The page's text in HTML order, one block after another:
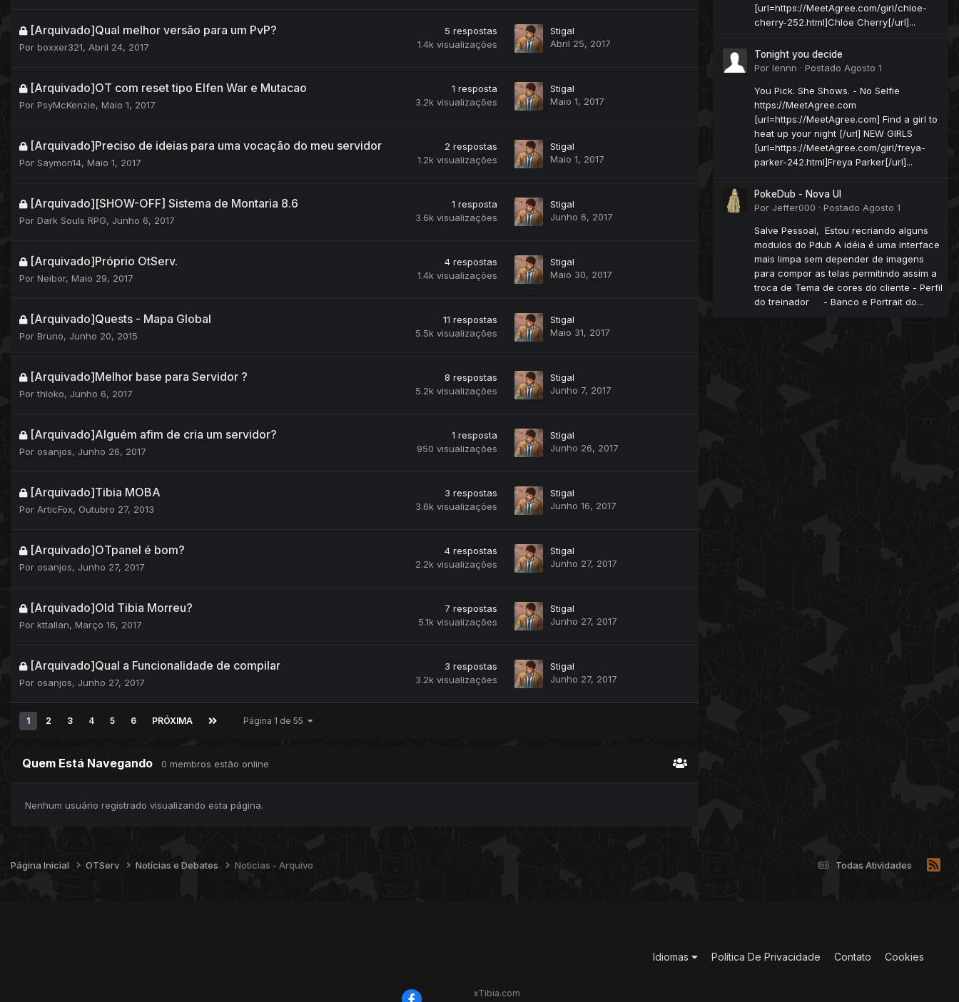
[Arquivado]Qual melhor versão para um PvP?
Por boxxer321, Abril 24, 2017
5 respostas
1.4k visualizações
Stigal
Abril 25, 2017
[Arquivado]OT com reset tipo Elfen War e Mutacao
Por PsyMcKenzie, Maio 1, 2017
1 resposta
3.2k visualizações
Stigal
Maio 1, 2017
[Arquivado]Preciso de ideias para uma vocação do meu servidor
Por Saymon14, Maio 1, 2017
2 respostas
1.2k visualizações
Stigal
Maio 1, 2017
[Arquivado][SHOW-OFF] Sistema de Montaria 8.6
Por Dark Souls RPG, Junho 6, 2017
1 resposta
3.6k visualizações
Stigal
Junho 6, 2017
[Arquivado]Próprio OtServ.
Por Neibor, Maio 29, 2017
4 respostas
1.4k visualizações
Stigal
Maio 30, 2017
[Arquivado]Quests - Mapa Global
Por Bruno, Junho 20, 2015
11 respostas
5.5k visualizações
Stigal
Maio 31, 2017
[Arquivado]Melhor base para Servidor ?
Porthloko, Junho 6, 2017
8 respostas
5.2k visualizações
Stigal
Junho 7, 2017
[Arquivado]Alguém afim de cria um servidor?
Por osanjos, Junho 26, 2017
1 resposta
950 visualizações
Stigal
Junho 26, 2017
[Arquivado]Tibia MOBA
Por ArticFox, Outubro 27, 2013
3 respostas
3.6k visualizações
Stigal
Junho 16, 2017
[Arquivado]OTpanel é bom?
Por osanjos, Junho 27, 2017
4 respostas
2.2k visualizações
Stigal
Junho 27, 2017
[Arquivado]Old Tibia Morreu?
Por kttallan, Março 16, 2017
7 respostas
5.1k visualizações
Stigal
Junho 27, 2017
[Arquivado]Qual a Funcionalidade de compilar
Por osanjos, Junho 27, 2017
3 respostas
3.2k visualizações
Stigal
Junho 27, 2017
1 2 3 4 5 6 PRÓXIMA Página 1 de 55
Quem Está Navegando 0 membros estão online
Nenhum usuário registrado visualizando esta página.
[url=https://MeetAgree.com/girl/chloe-
cherry-252.html]Chloe Cherry[/url]...
Tonight you decide
Por lennn · Postado Agosto 1
You Pick. She Shows. - No Selfie
https://MeetAgree.com
[url=https://MeetAgree.com] Find a girl to
heat up your night [/url] NEW GIRLS
[url=https://MeetAgree.com/girl/freya-
parker-242.html]Freya Parker[/url]...
PokeDub - Nova UI
Por Jeffer000 · Postado Agosto 1
Salve Pessoal, Estou recriando alguns
modulos do Pdub A idéia é uma interface
mais limpa sem depender de imagens
para compor as telas permitindo assim a
troca de Tema de cores do cliente - Perfil
do treinador - Banco e Portrait do...
Todas Atividades
Página Inicial OTServ Notícias e Debates Noticias - Arquivo
Idiomas Política De Privacidade Contato Cookies
xTibia.com